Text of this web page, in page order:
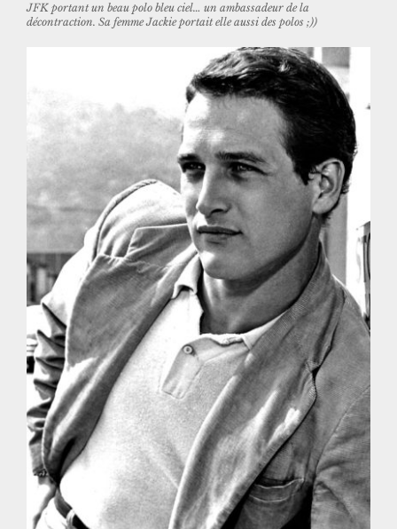
JFK portant un beau polo bleu ciel… un ambassadeur de la
décontraction. Sa femme Jackie portait elle aussi des polos ;))